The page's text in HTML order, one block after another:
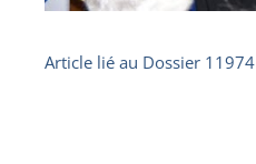
Article lié au Dossier 11974